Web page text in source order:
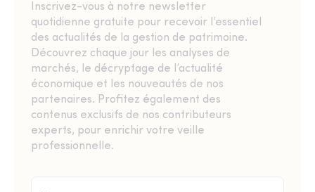
Inscrivez-vous à notre newsletter
quotidienne gratuite pour recevoir l’essentiel
des actualités de la gestion de patrimoine.
Découvrez chaque jour les analyses de
marchés, le décryptage de l’actualité
économique et les nouveautés de nos
partenaires. Profitez également des
contenus exclusifs de nos contributeurs
experts, pour enrichir votre veille
professionnelle.